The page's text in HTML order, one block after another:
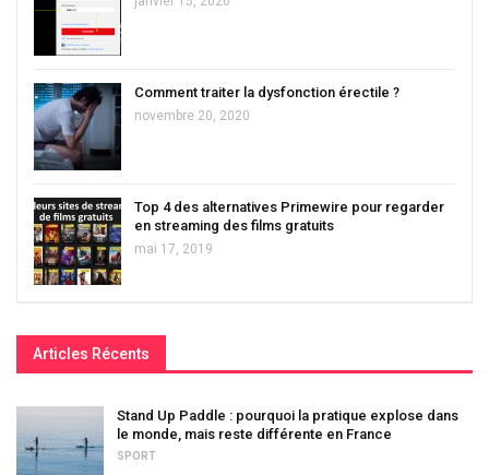
Comment traiter la dysfonction érectile ?
novembre 20, 2020
Top 4 des alternatives Primewire pour regarder
en streaming des films gratuits
mai 17, 2019
Articles Récents
Stand Up Paddle : pourquoi la pratique explose dans
le monde, mais reste différente en France
SPORT